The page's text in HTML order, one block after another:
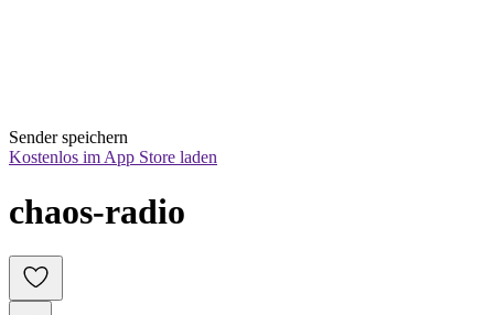
Sender speichern
Kostenlos im App Store laden
chaos-radio